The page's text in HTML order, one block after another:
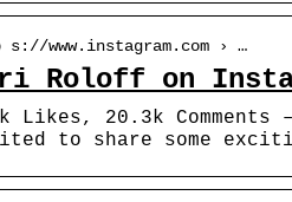
s://www.instagram.com › …
Roloff on
Likes, 20.3k
to share some